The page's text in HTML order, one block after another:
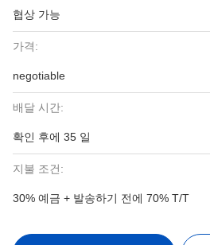
협상 가능
가격:
negotiable
배달 시간:
확인 후에 35 일
지불 조건:
30% 예금 + 발송하기 전에 70% T/T